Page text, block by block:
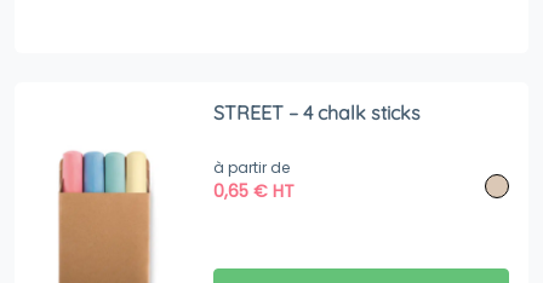
STREET – 4 chalk sticks
à partir de
0,65€ HT